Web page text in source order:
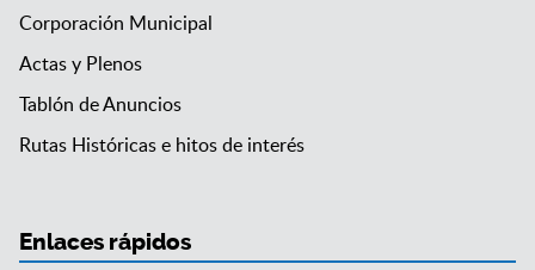
Corporación Municipal
Actas y Plenos
Tablón de Anuncios
Rutas Históricas e hitos de interés
Enlaces rápidos